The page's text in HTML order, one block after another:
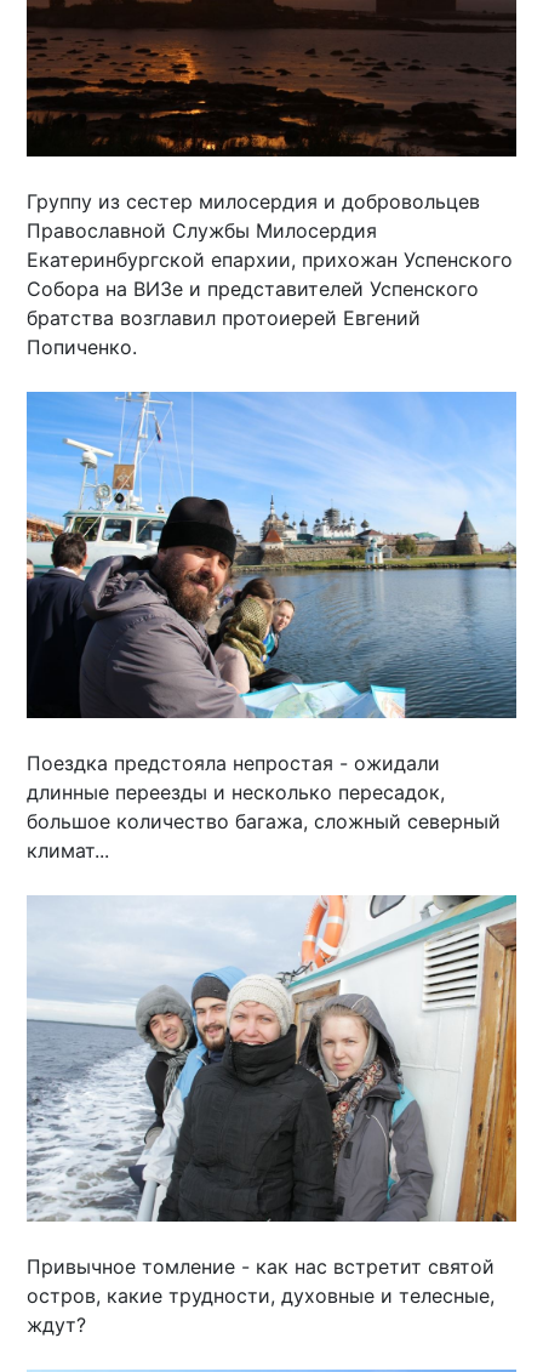
Группу из сестер милосердия и добровольцев
Православной Службы Милосердия
Екатеринбургской епархии, прихожан Успенского
Собора на ВИЗе и представителей Успенского
братства возглавил протоиерей Евгений
Попиченко.
Поездка предстояла непростая - ожидали
длинные переезды и несколько пересадок,
большое количество багажа, сложный северный
климат...
Привычное томление - как нас встретит святой
остров, какие трудности, духовные и телесные,
ждут?